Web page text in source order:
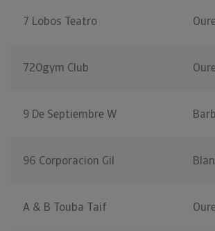
7 Lobos Teatro
720gym Club
9 De Septiembre W
96 Corporacion Gil
A & B Touba Taif